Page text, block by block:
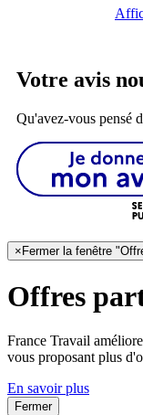
Votre avis
Qu'avez-vous pensé
×Fermer la fenêtre
Offres
France Travail
vous proposant plus
En savoir plus
Fermer